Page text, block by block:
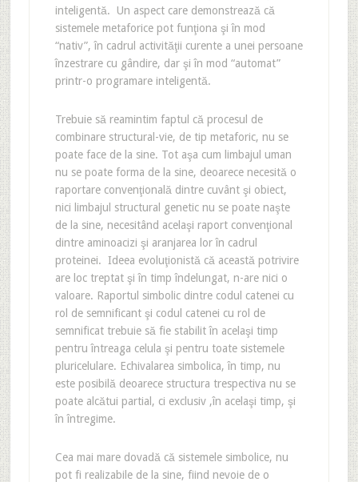
inteligentă. Un aspect care demonstrează că
sistemele metaforice pot funţiona şi în mod
“nativ”, în cadrul activităţii curente a unei persoane
înzestrare cu gândire, dar şi în mod “automat”
printr-o programare inteligentă.
Trebuie să reamintim faptul că procesul de
combinare structural-vie, de tip metaforic, nu se
poate face de la sine. Tot aşa cum limbajul uman
nu se poate forma de la sine, deoarece necesită o
raportare convenţională dintre cuvânt şi obiect,
nici limbajul structural genetic nu se poate naşte
de la sine, necesitând acelaşi raport convenţional
dintre aminoacizi şi aranjarea lor în cadrul
proteinei. Ideea evoluţionistă că această potrivire
are loc treptat şi în timp îndelungat, n-are nici o
valoare. Raportul simbolic dintre codul catenei cu
rol de semnificant şi codul catenei cu rol de
semnificat trebuie să fie stabilit în acelaşi timp
pentru întreaga celula şi pentru toate sistemele
pluricelulare. Echivalarea simbolica, în timp, nu
este posibilă deoarece structura trespectiva nu se
poate alcătui partial, ci exclusiv ,în acelaşi timp, şi
în întregime.
Cea mai mare dovadă că sistemele simbolice, nu
pot fi realizabile de la sine, fiind nevoie de o